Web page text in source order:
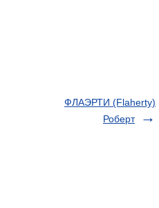
ФЛАЭРТИ (Flaherty)
Роберт